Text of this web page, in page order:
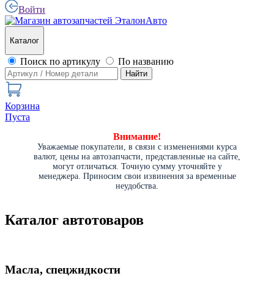
Войти
Каталог
Поиск по артикулу По названию
Найти
Корзина
Пуста
Внимание!
Уважаемые покупатели, в связи с изменениями курса
валют, цены на автозапчасти, представленные на сайте,
могут отличаться. Точную сумму уточняйте у
менеджера. Приносим свои извинения за временные
неудобства.
Каталог автотоваров
Масла, спецжидкости